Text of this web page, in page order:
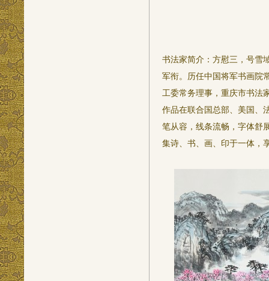
书法家简介：方慰三，号雪
军衔。历任中国将军书画院
工委常务理事，重庆市书法
作品在联合国总部、美国、
笔从容，线条流畅，字体舒
集诗、书、画、印于一体，